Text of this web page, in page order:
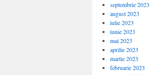
septembrie 2023
august 2023
iulie 2023
iunie 2023
mai 2023
aprilie 2023
martie 2023
februarie 2023